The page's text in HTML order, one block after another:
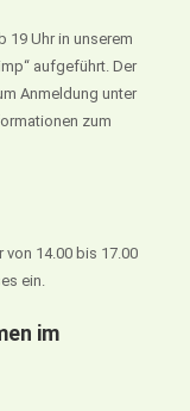
19 Uhr in unserem
aufgeführt. Der
Anmeldung unter
zum
von 14.00 bis 17.00
ein.
im